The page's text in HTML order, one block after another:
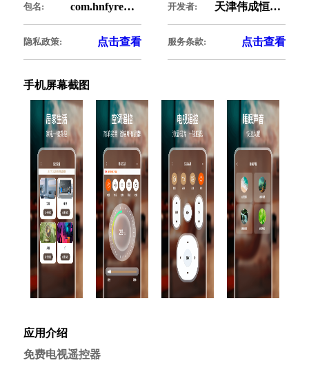
包名: com.hnfyremote.red
隐私政策: 点击查看
开发者: 天津伟成恒通科技有限公司
服务条款: 点击查看
手机屏幕截图
应用介绍
免费电视遥控器